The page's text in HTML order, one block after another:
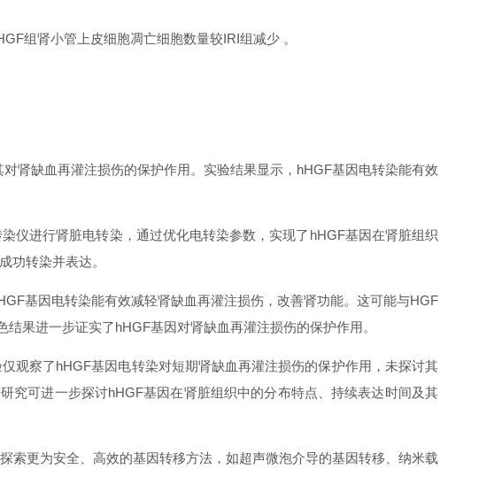
组肾小管上皮细胞凋亡细胞数量较IRI组减少 。
肾缺血再灌注损伤的保护作用。实验结果显示，hHGF基因电转染能有效
仪进行肾脏电转染，通过优化电转染参数，实现了hHGF基因在肾脏组织
功转染并表达。
基因电转染能有效减轻肾缺血再灌注损伤，改善肾功能。这可能与HGF
果进一步证实了hHGF基因对肾缺血再灌注损伤的保护作用。
观察了hHGF基因电转染对短期肾缺血再灌注损伤的保护作用，未探讨其
究可进一步探讨hHGF基因在肾脏组织中的分布特点、持续表达时间及其
索更为安全、高效的基因转移方法，如超声微泡介导的基因转移、纳米载